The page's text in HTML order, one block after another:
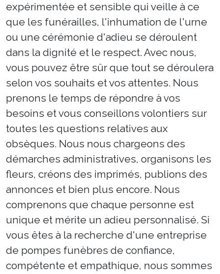
expérimentée et sensible qui veille à ce
que les funérailles, l'inhumation de l'urne
ou une cérémonie d'adieu se déroulent
dans la dignité et le respect. Avec nous,
vous pouvez être sûr que tout se déroulera
selon vos souhaits et vos attentes. Nous
prenons le temps de répondre à vos
besoins et vous conseillons volontiers sur
toutes les questions relatives aux
obsèques. Nous nous chargeons des
démarches administratives, organisons les
fleurs, créons des imprimés, publions des
annonces et bien plus encore. Nous
comprenons que chaque personne est
unique et mérite un adieu personnalisé. Si
vous êtes à la recherche d'une entreprise
de pompes funèbres de confiance,
compétente et empathique, nous sommes